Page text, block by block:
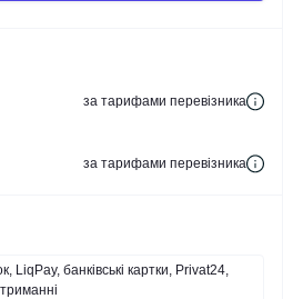
за тарифами перевізника
за тарифами перевізника
LiqPay, банківські картки, Privat24,